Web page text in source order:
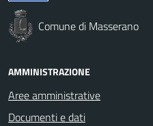
Comune di Masserano
AMMINISTRAZIONE
Aree amministrative
Documenti e dati